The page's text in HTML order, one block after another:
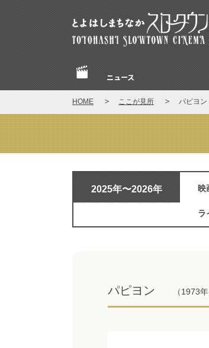
とよはしまちなかスロータウン映画
ニュース
HOME ここが見所 パピヨン
2025年〜2026年 映
ラ
パピヨン （1973